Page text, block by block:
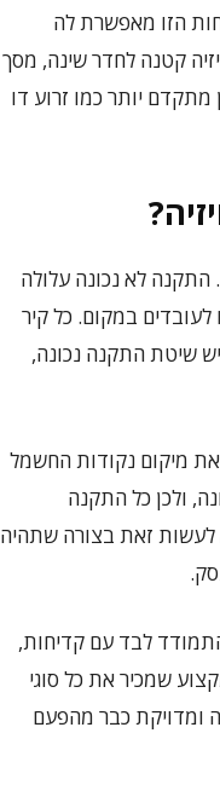
הזו מאפשרת לה
קטנה לחדר שינה, מסך
יותר כמו זרוע דו
התקנה לא נכונה עלולה
לעובדים במקום. כל קיר
שיטת התקנה נכונה,
את מיקום נקודות החשמל
ולכן כל התקנה
לעשות זאת בצורה שתהיה
לבד עם קדיחות,
שמכיר את כל סוגי
ומדויקת כבר מהפעם